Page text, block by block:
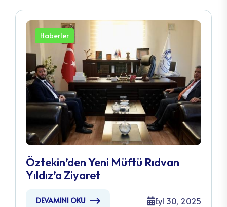
Haberler
Öztekin’den Yeni Müftü Rıdvan
Yıldız’a Ziyaret
DEVAMINI OKU Eyl 30, 2025